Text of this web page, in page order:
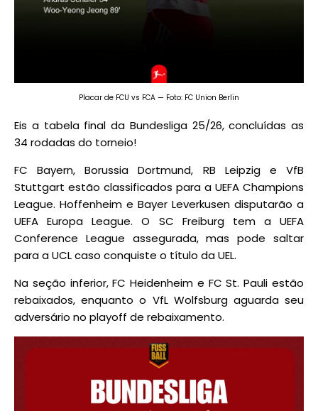
Placar de FCU vs FCA — Foto: FC Union Berlin
Eis a tabela final da Bundesliga 25/26, concluídas as
34 rodadas do torneio!
FC Bayern, Borussia Dortmund, RB Leipzig e VfB
Stuttgart estão classificados para a UEFA Champions
League. Hoffenheim e Bayer Leverkusen disputarão a
UEFA Europa League. O SC Freiburg tem a UEFA
Conference League assegurada, mas pode saltar
para a UCL caso conquiste o título da UEL.
Na seção inferior, FC Heidenheim e FC St. Pauli estão
rebaixados, enquanto o VfL Wolfsburg aguarda seu
adversário no playoff de rebaixamento.